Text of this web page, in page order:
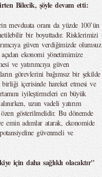
Bilecik, şöyle devam etti:
mevduata oranı da yüzde 100’ün
bir boyuttadır. Risklerimizi
güven verdiğimizde olumsuz
ekonomi yönetimimize
ve yatırımcıya güven
görevlerini bağımsız bir şekilde
birliği içerisinde hareket etmesi ve
iyileştirmeleri en büyük
uzun vadeli yatırım
özen gösterilmelidir. Bu dönemde
emin adımlar atarak, ekonomide
güvenmeli ve
için daha sağlıklı olacaktır"